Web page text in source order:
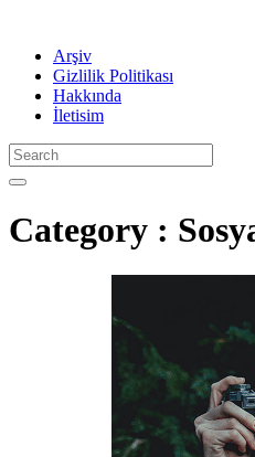
Arşiv
Gizlilik Politikası
Hakkında
İletisim
Category :